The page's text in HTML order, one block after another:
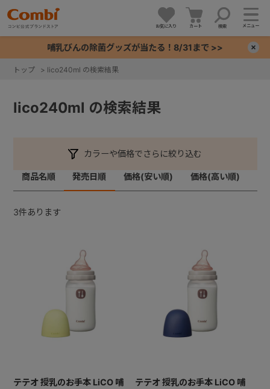
お気に入り カート 検索 メニュー
哺乳びんの除菌グッズが当たる！8/31まで >>
トップ > lico240ml の検索結果
lico240ml の検索結果
カラーや価格でさらに絞り込む
商品名順 発売日順 価格(安い順) 価格(高い順)
3件あります
テテオ 授乳のお手本 LiCO 哺
テテオ 授乳のお手本 LiCO 哺